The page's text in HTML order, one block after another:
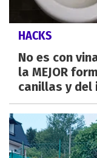
HACKS
No es con
la MEJOR
canillas y del